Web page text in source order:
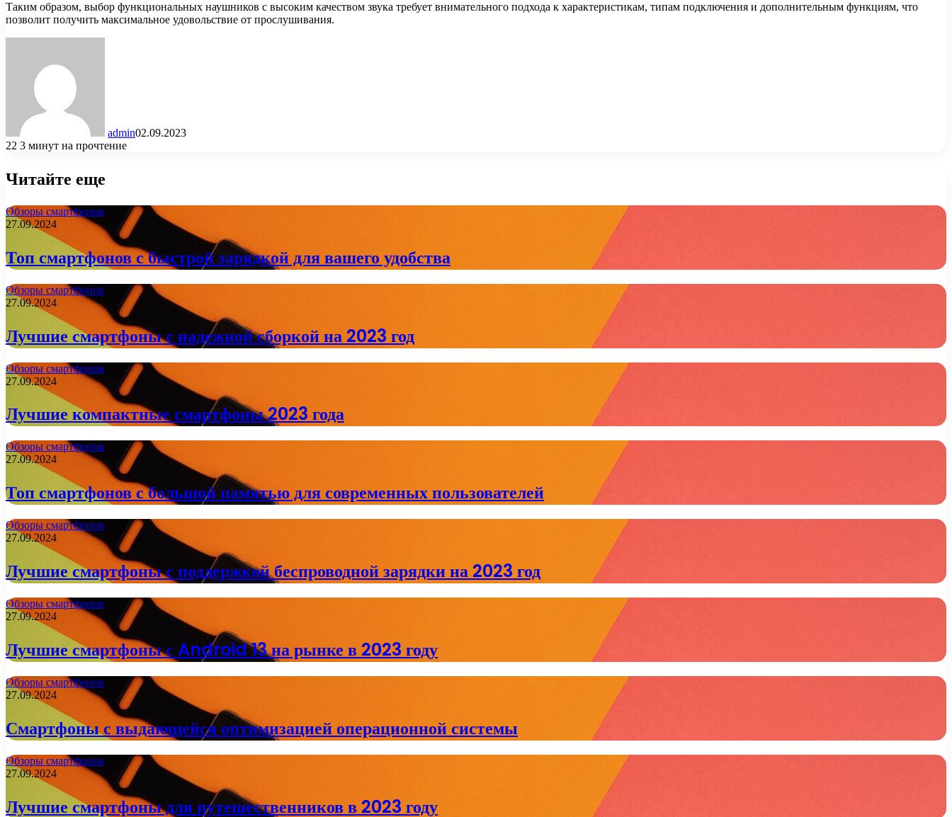
Таким образом, выбор функциональных наушников с высоким качеством звука требует внимательного подхода к характеристикам, типам подключения и дополнительным функциям, что
позволит получить максимальное удовольствие от прослушивания.
admin02.09.2023
22 3 минут на прочтение
Читайте еще
Обзоры смартфонов
27.09.2024
Топ смартфонов с быстрой зарядкой для вашего удобства
Обзоры смартфонов
27.09.2024
Лучшие смартфоны с надежной сборкой на 2023 год
Обзоры смартфонов
27.09.2024
Лучшие компактные смартфоны 2023 года
Обзоры смартфонов
27.09.2024
Топ смартфонов с большой памятью для современных пользователей
Обзоры смартфонов
27.09.2024
Лучшие смартфоны с поддержкой беспроводной зарядки на 2023 год
Обзоры смартфонов
27.09.2024
Лучшие смартфоны с Android 13 на рынке в 2023 году
Обзоры смартфонов
27.09.2024
Смартфоны с выдающейся оптимизацией операционной системы
Обзоры смартфонов
27.09.2024
Лучшие смартфоны для путешественников в 2023 году